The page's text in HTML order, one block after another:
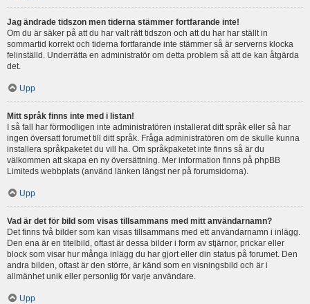
Jag ändrade tidszon men tiderna stämmer fortfarande inte!
Om du är säker på att du har valt rätt tidszon och att du har har ställt in
sommartid korrekt och tiderna fortfarande inte stämmer så är serverns klocka
felinställd. Underrätta en administratör om detta problem så att de kan åtgärda
det.
Upp
Mitt språk finns inte med i listan!
I så fall har förmodligen inte administratören installerat ditt språk eller så har
ingen översatt forumet till ditt språk. Fråga administratören om de skulle kunna
installera språkpaketet du vill ha. Om språkpaketet inte finns så är du
välkommen att skapa en ny översättning. Mer information finns på phpBB
Limiteds webbplats (använd länken längst ner på forumsidorna).
Upp
Vad är det för bild som visas tillsammans med mitt användarnamn?
Det finns två bilder som kan visas tillsammans med ett användarnamn i inlägg.
Den ena är en titelbild, oftast är dessa bilder i form av stjärnor, prickar eller
block som visar hur många inlägg du har gjort eller din status på forumet. Den
andra bilden, oftast är den större, är känd som en visningsbild och är i
allmänhet unik eller personlig för varje användare.
Upp